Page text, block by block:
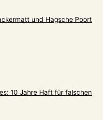
und Hagsche Poort
10 Jahre Haft für falschen